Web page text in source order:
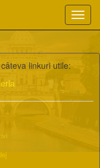
linkuri utile: